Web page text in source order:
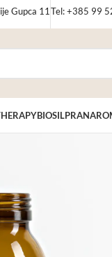
Gupca 11 Tel: +385 99
BIOSIL